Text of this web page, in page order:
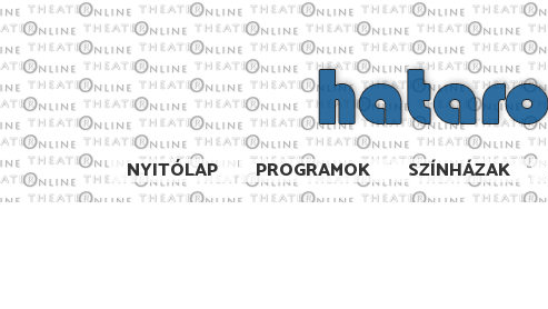
NYITÓLAP PROGRAMOK SZÍNHÁZAK